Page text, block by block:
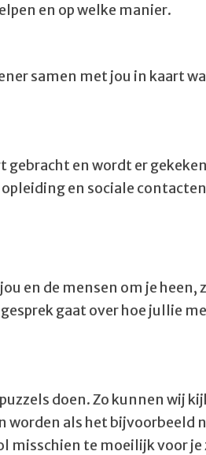
en op welke manier.
samen met jou in kaart
en wordt er
en sociale
en de mensen om je heen,
gaat over hoe jullie
doen. Zo kunnen wij
als het bijvoorbeeld
misschien te moeilijk voor